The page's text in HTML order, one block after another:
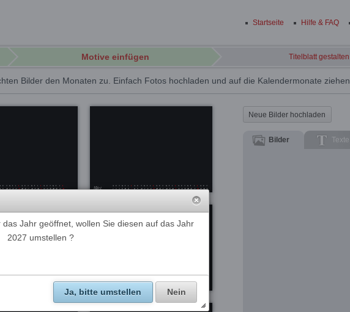
Startseite Hilfe & FAQ
Motive einfügen Titelblatt gestalten
Bilder den Monaten zu. Einfach Fotos hochladen und auf die Kalendermonate ziehen.
Neue Bilder hochladen
Bilder Texte
Jahr geöffnet, wollen Sie diesen auf das Jahr
2027 umstellen ?
Ja, bitte umstellen Nein